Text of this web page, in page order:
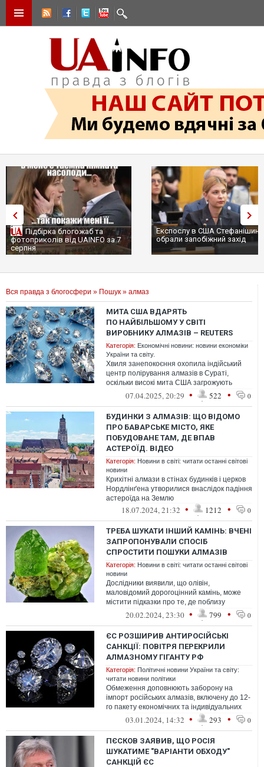
Підбірка блогожаб та
фотоприколів від UAINFO за 7
серпня
Експослу в США
обрали запобіжний захід
Вся правда з блогосфери » Пошук » алмаз
МИТА США ВДАРЯТЬ
ПО НАЙБІЛЬШОМУ У СВІТІ
ВИРОБНИКУ АЛМАЗІВ – REUTERS
Категорія: Економічні новини: новини економіки
України та світу.
Хвиля занепокоєння охопила індійський
центр полірування алмазів в Сураті,
оскільки високі мита США загрожують
підірвати експорт коштовних каменів і юв...
07.04.2025, 20:29 • 522 • 0
БУДИНКИ З АЛМАЗІВ: ЩО ВІДОМО
ПРО БАВАРСЬКЕ МІСТО, ЯКЕ
ПОБУДОВАНЕ ТАМ, ДЕ ВПАВ
АСТЕРОЇД. ВІДЕО
Категорія: Новини в світі: читати останні світові
новини
Крихітні алмази в стінах будинків і церков
Нордлінґена утворилися внаслідок падіння
астероїда на Землю
18.07.2024, 21:32 • 1212 • 0
ТРЕБА ШУКАТИ ІНШИЙ КАМІНЬ: ВЧЕНІ
ЗАПРОПОНУВАЛИ СПОСІБ
СПРОСТИТИ ПОШУКИ АЛМАЗІВ
Категорія: Новини в світі: читати останні світові
новини
Дослідники виявили, що олівін,
маловідомий дорогоцінний камінь, може
містити підказки про те, де поблизу
знаходяться алмази.
20.02.2024, 23:30 • 799 • 0
ЄС РОЗШИРИВ АНТИРОСІЙСЬКІ
САНКЦІЇ: ПОВІТРЯ ПЕРЕКРИЛИ
АЛМАЗНОМУ ГІГАНТУ РФ
Категорія: Політичні новини України та світу:
читати новини політики
Обмеження доповнюють заборону на
імпорт російських алмазів, включену до 12-
го пакету економічних та індивідуальних
санкцій.03.01.2024, 14:32 • 293 • 0
ПЄСКОВ ЗАЯВИВ, ЩО РОСІЯ
ШУКАТИМЕ "ВАРІАНТИ ОБХОДУ"
САНКЦІЙ ЄС